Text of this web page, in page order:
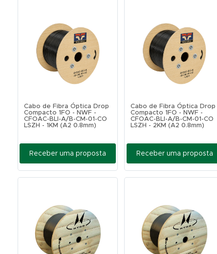
Cabo de Fibra Óptica Drop
Compacto 1FO - NWF -
CFOAC-BLI-A/B-CM-01-CO
LSZH - 1KM (A2 0.8mm)
Receber uma proposta
Cabo de Fibra Óptica Drop
Compacto 1FO - NWF -
CFOAC-BLI-A/B-CM-01-CO
LSZH - 2KM (A2 0.8mm)
Receber uma proposta